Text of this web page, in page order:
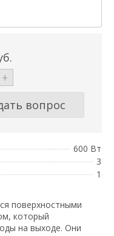
+
вопрос
600 Вт
3
1
поверхностными
который
на выходе. Они